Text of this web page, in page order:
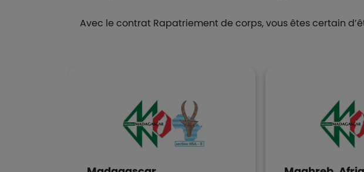
Avec le contrat Rapatriement de corps, vous êtes certain